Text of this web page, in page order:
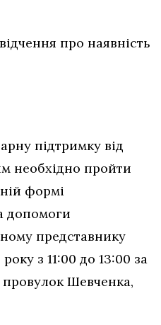
про наявність
підтримку від
необхідно пройти
формі
допомоги
представнику
з 11:00 до 13:00 за
провулок Шевченка,